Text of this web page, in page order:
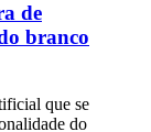
de
branco
que se
do